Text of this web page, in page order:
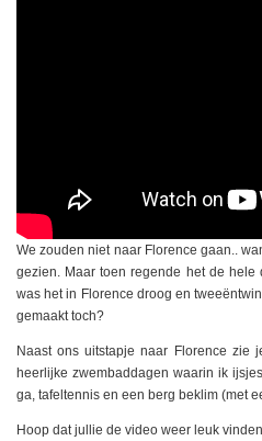
We zouden niet naar Florence gaan..
gezien. Maar toen regende het de
was het in Florence droog en
gemaakt toch?
Naast ons uitstapje naar Florence
heerlijke zwembaddagen waarin ik
ga, tafeltennis en een berg beklim (met
Hoop dat jullie de video weer leuk